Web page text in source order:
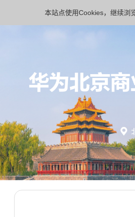
本站点使用Cookies，继续浏